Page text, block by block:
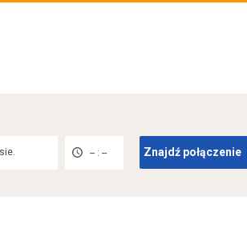
-- : -- Znajdź połączenie